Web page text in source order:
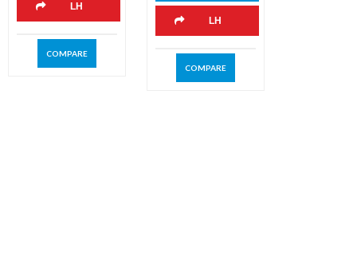
LH
COMPARE
LH
COMPARE